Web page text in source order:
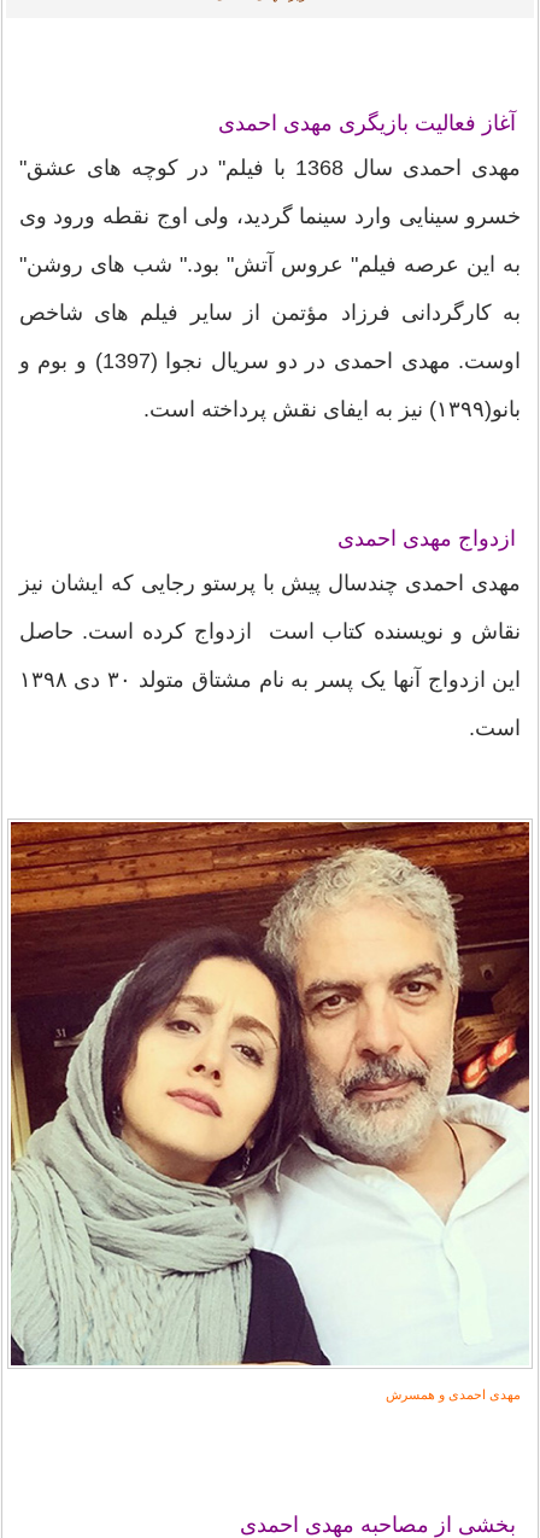
آغاز فعالیت بازیگری مهدی احمدی
مهدی احمدی سال 1368 با فیلم" در کوچه های عشق"
خسرو سینایی وارد سینما گردید، ولی اوج نقطه ورود وی
به این عرصه فیلم" عروس آتش" بود." شب های روشن"
به کارگردانی فرزاد مؤتمن از سایر فیلم های شاخص
اوست. مهدی احمدی در دو سریال نجوا (1397) و بوم و
بانو(۱۳۹۹) نیز به ایفای نقش پرداخته است.
ازدواج مهدی احمدی
مهدی احمدی چندسال پیش با پرستو رجایی که ایشان نیز
نقاش و نویسنده کتاب است ازدواج کرده است. حاصل
این ازدواج آنها یک پسر به نام مشتاق متولد ۳۰ دی ۱۳۹۸
است.
مهدی احمدی و همسرش
بخشی از مصاحبه مهدی احمدی